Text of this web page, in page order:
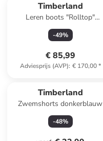
Timberland
Leren boots "Rolltop"
lichtbruin
-49%
€ 85,99
Adviesprijs (AVP): € 170,00*
Timberland
Zwemshorts donkerblauw
-48%